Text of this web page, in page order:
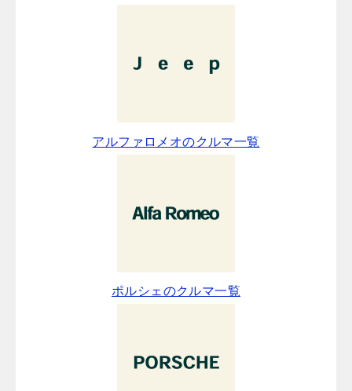
アルファロメオのクルマ一覧
ポルシェのクルマ一覧